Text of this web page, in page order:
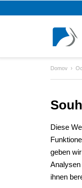
Domov
Diese
geben
ihnen